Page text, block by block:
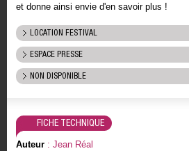
et donne ainsi envie d'en savoir plus !
LOCATION FESTIVAL
ESPACE PRESSE
NON DISPONIBLE
FICHE TECHNIQUE
Auteur: Jean Réal